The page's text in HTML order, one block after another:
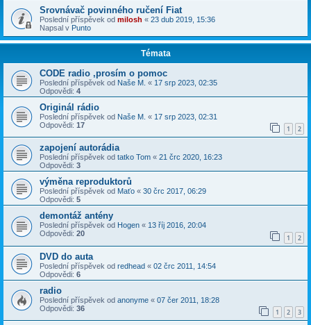
Srovnávač povinného ručení Fiat
Poslední příspěvek od milosh « 23 dub 2019, 15:36
Napsal v Punto
Témata
CODE radio ,prosím o pomoc
Poslední příspěvek od Naše M. « 17 srp 2023, 02:35
Odpovědi: 4
Originál rádio
Poslední příspěvek od Naše M. « 17 srp 2023, 02:31
Odpovědi: 17 1 2
zapojení autorádia
Poslední příspěvek od tatko Tom « 21 črc 2020, 16:23
Odpovědi: 3
výměna reproduktorů
Poslední příspěvek od Maťo « 30 črc 2017, 06:29
Odpovědi: 5
demontáž antény
Poslední příspěvek od Hogen « 13 říj 2016, 20:04
Odpovědi: 20 1 2
DVD do auta
Poslední příspěvek od redhead « 02 črc 2011, 14:54
Odpovědi: 6
radio
Poslední příspěvek od anonyme « 07 čer 2011, 18:28
Odpovědi: 36 1 2 3